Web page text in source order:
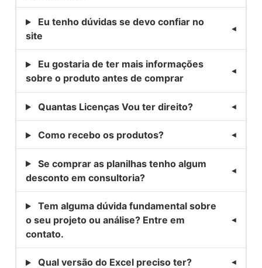
Eu tenho dúvidas se devo confiar no
site
Eu gostaria de ter mais informações
sobre o produto antes de comprar
Quantas Licenças Vou ter direito?
Como recebo os produtos?
Se comprar as planilhas tenho algum
desconto em consultoria?
Tem alguma dúvida fundamental sobre
o seu projeto ou análise? Entre em
contato.
Qual versão do Excel preciso ter?